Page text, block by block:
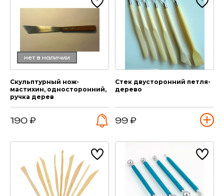
нет в наличии
Скульптурный нож-
мастихин, односторонний,
ручка дерев
190 ₽
Стек двусторонний петля-
дерево
99 ₽